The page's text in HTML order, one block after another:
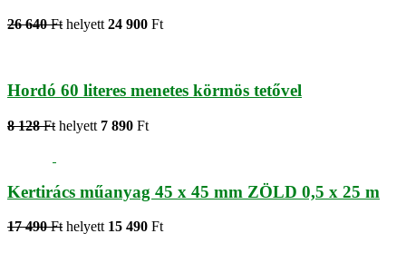
26 640 Fthelyett24 900 Ft
Hordó 60 literes menetes körmös tetővel
8 128 Ft helyett 7 890 Ft
Kertirács műanyag 45 x 45 mm ZÖLD 0,5 x 25 m
17 490 Ft helyett 15 490 Ft